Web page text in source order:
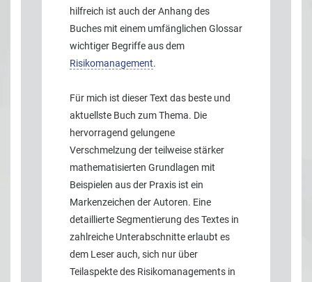
hilfreich ist auch der Anhang des
Buches mit einem umfänglichen Glossar
wichtiger Begriffe aus dem
Risikomanagement.
Für mich ist dieser Text das beste und
aktuellste Buch zum Thema. Die
hervorragend gelungene
Verschmelzung der teilweise stärker
mathematisierten Grundlagen mit
Beispielen aus der Praxis ist ein
Markenzeichen der Autoren. Eine
detaillierte Segmentierung des Textes in
zahlreiche Unterabschnitte erlaubt es
dem Leser auch, sich nur über
Teilaspekte des Risikomanagements in